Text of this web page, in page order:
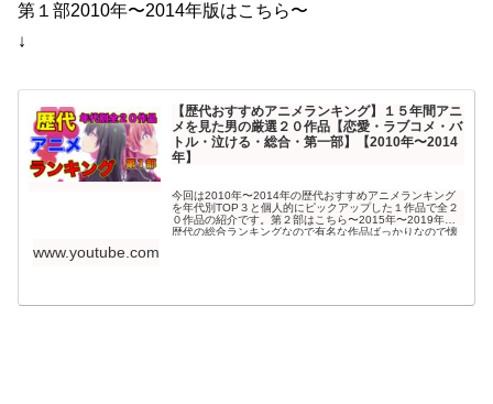
第１部2010年〜2014年版はこちら〜
↓
【歴代おすすめアニメランキング】１５年間アニ
メを見た男の厳選２０作品【恋愛・ラブコメ・バ
トル・泣ける・総合・第一部】【2010年〜2014
年】
今回は2010年〜2014年の歴代おすすめアニメランキング
を年代別TOP３と個人的にピックアップした１作品で全２
０作品の紹介です。第２部はこちら〜2015年〜2019年版↓
歴代の総合ランキングなので有名な作品ばっかりなので懐
www.youtube.com